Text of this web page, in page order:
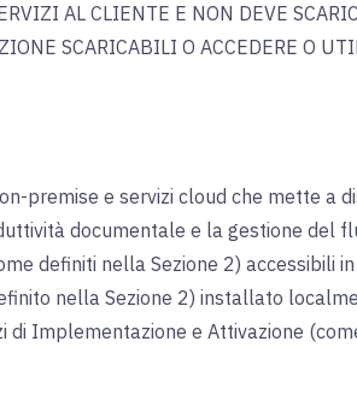
AL CLIENTE E NON DEVE
SCARICABILI O ACCEDERE O
premise e servizi cloud che mette a
documentale e la gestione del
definiti nella Sezione 2) accessibili
nella Sezione 2) installato
di Implementazione e Attivazione